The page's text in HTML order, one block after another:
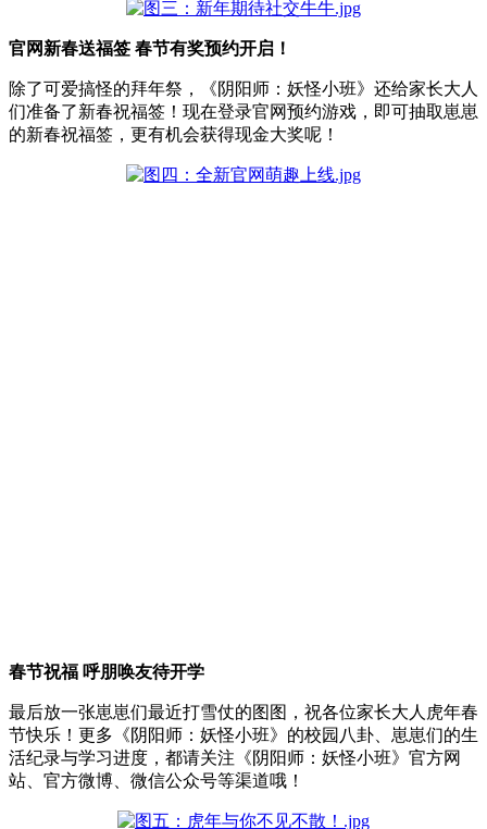
官网新春送福签 春节有奖预约开启！
除了可爱搞怪的拜年祭，《阴阳师：妖怪小班》还给家长大人
们准备了新春祝福签！现在登录官网预约游戏，即可抽取崽崽
的新春祝福签，更有机会获得现金大奖呢！
春节祝福 呼朋唤友待开学
最后放一张崽崽们最近打雪仗的图图，祝各位家长大人虎年春
节快乐！更多《阴阳师：妖怪小班》的校园八卦、崽崽们的生
活纪录与学习进度，都请关注《阴阳师：妖怪小班》官方网
站、官方微博、微信公众号等渠道哦！